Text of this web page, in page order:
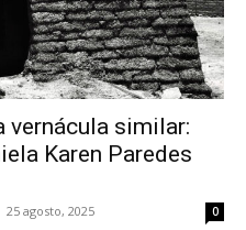
vernácula similar:
Karen Paredes
25 agosto, 2025 0